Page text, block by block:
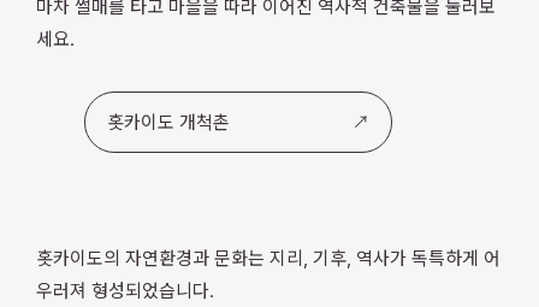
마차 썰매를 타고 마을을 따라 이어진 역사적 건축물을 둘러보
세요.
홋카이도 개척촌
홋카이도의 자연환경과 문화는 지리, 기후, 역사가 독특하게 어
우러져 형성되었습니다.